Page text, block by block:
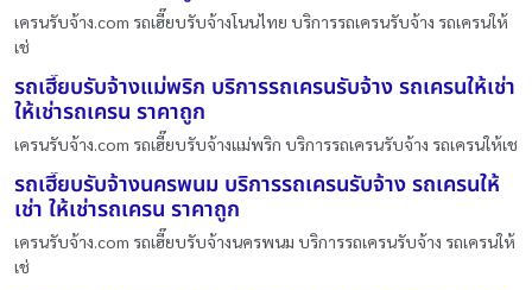
เครนรับจ้าง.com รถเฮี๊ยบรับจ้างโนนไทย บริการรถเครนรับจ้าง รถเครนให้
เช่
รถเฮี๊ยบรับจ้างแม่พริก บริการรถเครนรับจ้าง รถเครนให้เช่า
ให้เช่ารถเครน ราคาถูก
เครนรับจ้าง.com รถเฮี๊ยบรับจ้างแม่พริก บริการรถเครนรับจ้าง รถเครนให้เช
รถเฮี๊ยบรับจ้างนครพนม บริการรถเครนรับจ้าง รถเครนให้
เช่า ให้เช่ารถเครน ราคาถูก
เครนรับจ้าง.com รถเฮี๊ยบรับจ้างนครพนม บริการรถเครนรับจ้าง รถเครนให้
เช่